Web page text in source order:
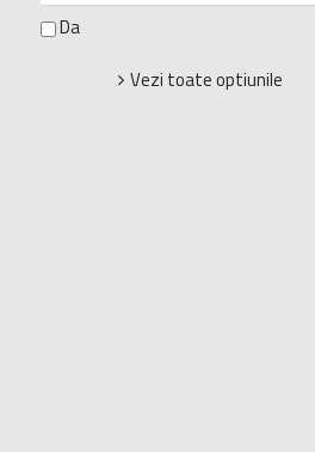
Da
Vezi toate optiunile